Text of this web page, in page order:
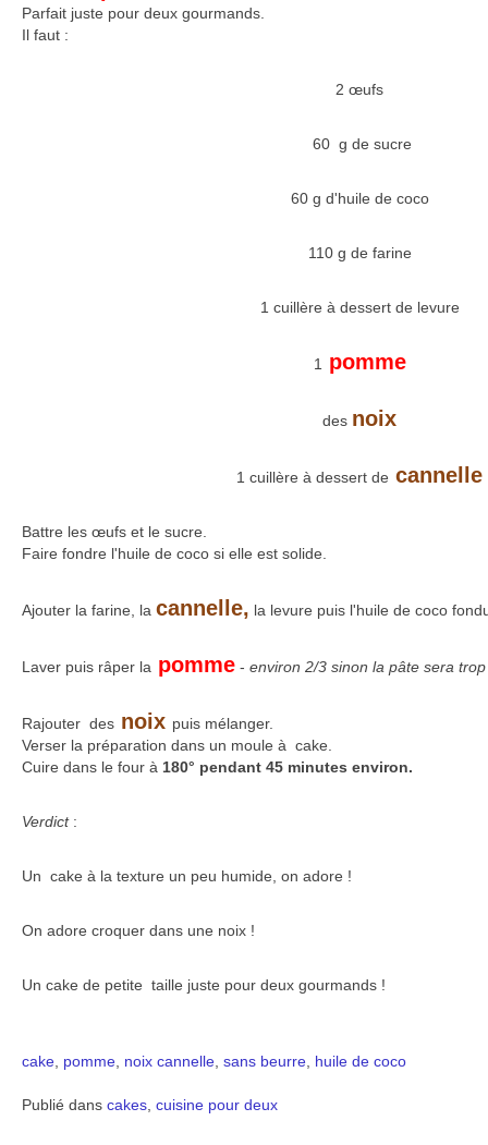
Parfait juste pour deux gourmands.
Il faut :
2 œufs
60 g de sucre
60 g d'huile de coco
110 g de farine
1 cuillère à dessert de levure
1 pomme
des noix
1 cuillère à dessert de cannelle
Battre les œufs et le sucre.
Faire fondre l'huile de coco si elle est solide.
Ajouter la farine, la cannelle, la levure puis l'huile de coco
Laver puis râper la pomme - environ 2/3 sinon la pâte sera
Rajouter des noix puis mélanger.
Verser la préparation dans un moule à cake.
Cuire dans le four à 180° pendant 45 minutes environ.
Verdict:
Un cake à la texture un peu humide, on adore !
On adore croquer dans une noix !
Un cake de petite taille juste pour deux gourmands !
cake pomme noix cannelle sans beurre huile de coco
Publié dans cakes cuisine pour deux